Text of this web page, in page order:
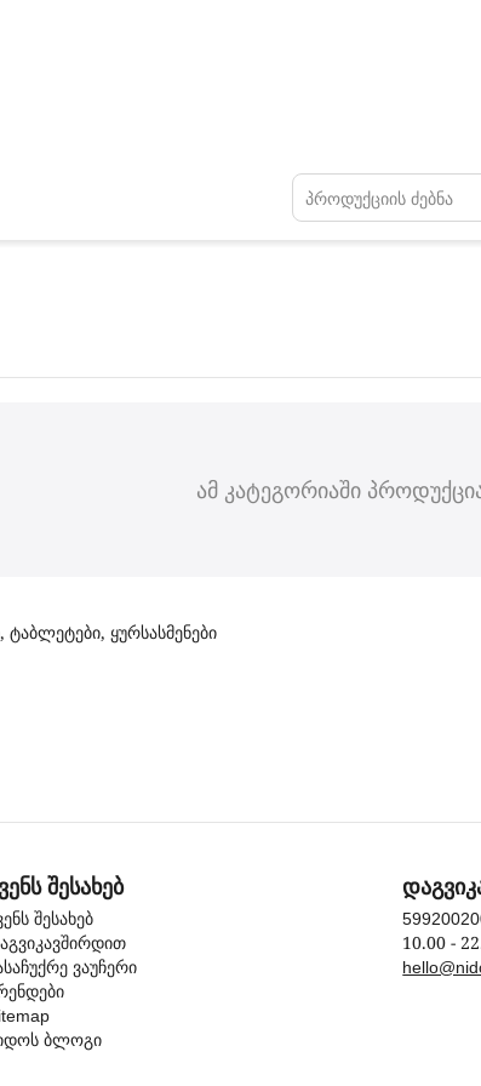
ყურსასმენები
ამ კატეგორიაში
შესახებ
შესახებ
ვაუჩერი
ბლოგი
10.00 -